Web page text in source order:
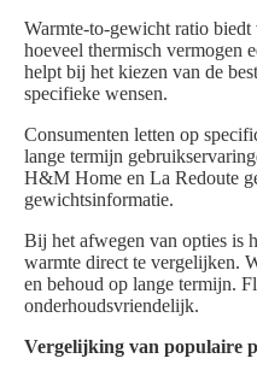
Warmte-to-gewicht ratio
hoeveel thermisch vermogen
helpt bij het kiezen van de
specifieke wensen.
Consumenten letten op
lange termijn
H&M Home en La Redoute
gewichtsinformatie.
Bij het afwegen van opties is
warmte direct te vergelijken.
en behoud op lange termijn.
onderhoudsvriendelijk.
Vergelijking van populaire